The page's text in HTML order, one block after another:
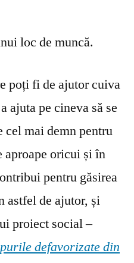
loc de muncă.
poți fi de ajutor cuiva
ajuta pe cineva să se
cel mai demn pentru
aproape oricui și în
pentru găsirea
astfel de ajutor, și
proiect social –
defavorizate din